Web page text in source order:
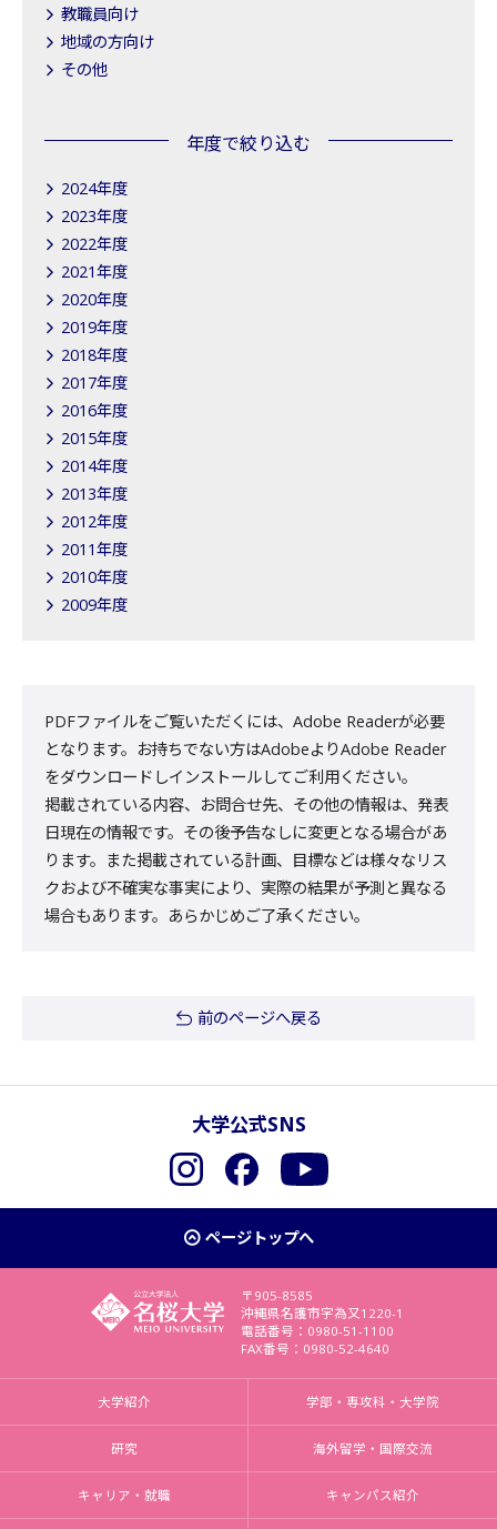
教職員向け
地域の方向け
その他
年度で絞り込む
2024年度
2023年度
2022年度
2021年度
2020年度
2019年度
2018年度
2017年度
2016年度
2015年度
2014年度
2013年度
2012年度
2011年度
2010年度
2009年度
PDFファイルをご覧いただくには、Adobe Readerが必要
となります。お持ちでない方はAdobeよりAdobe Reader
をダウンロードしインストールしてご利用ください。
掲載されている内容、お問合せ先、その他の情報は、発表
日現在の情報です。その後予告なしに変更となる場合があ
ります。また掲載されている計画、目標などは様々なリス
クおよび不確実な事実により、実際の結果が予測と異なる
場合もあります。あらかじめご了承ください。
前のページへ戻る
大学公式SNS
InstagramFacebookYouTube
ページトップへ
〒905-8585
沖縄県名護市字為又1220-1
電話番号：0980-51-1100
FAX番号：0980-52-4640
大学紹介 学部・専攻科・大学院
研究 海外留学・国際交流
キャリア・就職 キャンパス紹介